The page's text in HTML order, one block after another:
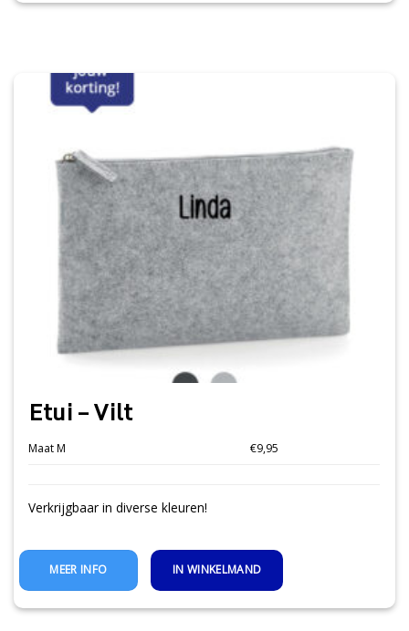
Etui – Vilt
Maat M €9,95
Verkrijgbaar in diverse kleuren!
IN WINKELMAND
MEER INFO